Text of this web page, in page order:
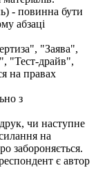
- повинна бути
абзаці
"Заява",
"Тест-драйв",
на правах
з
чи наступне
на
забороняється.
є автор